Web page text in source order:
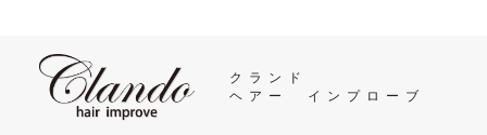
クランド
ヘアー インプローブ